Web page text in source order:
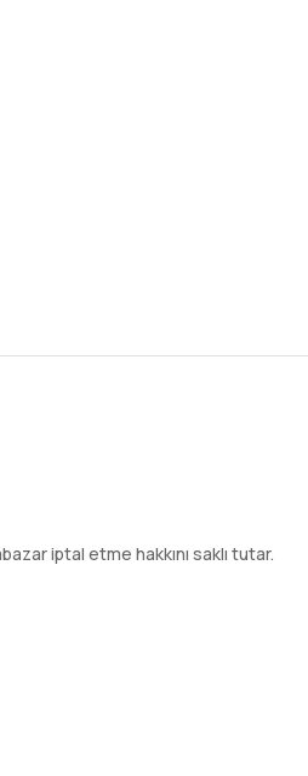
iptal etme hakkını saklı tutar.